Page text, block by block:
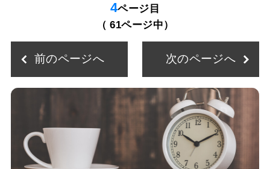
4ページ目
（ 61ページ中）
前のページへ 次のページへ